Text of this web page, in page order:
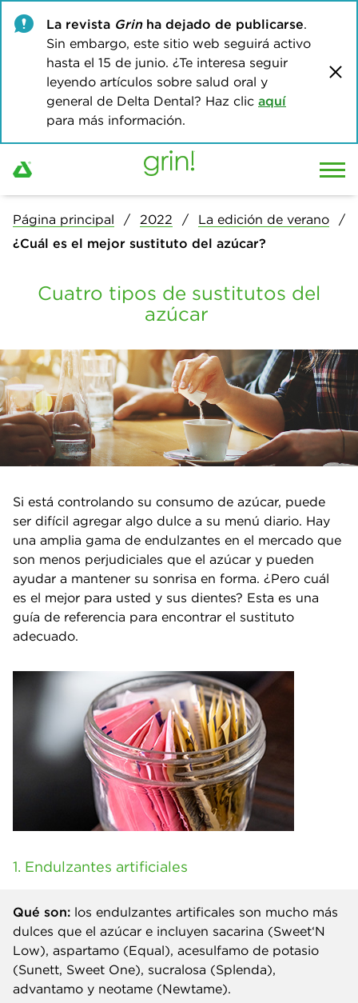
Página principal 2022
La edición de verano
¿Cuál es el mejor sustituto del azúcar?
La revista Grinha dejado de publicarse.
Sin embargo, este sitio web seguirá activo
hasta el 15 de junio. ¿Te interesa seguir
leyendo artículos sobre salud oral y
general de Delta Dental? Haz clic aquí
para más información.
Cuatro tipos de sustitutos del
azúcar
Si está controlando su consumo de azúcar, puede
ser difícil agregar algo dulce a su menú diario. Hay
una amplia gama de endulzantes en el mercado que
son menos perjudiciales que el azúcar y pueden
ayudar a mantener su sonrisa en forma. ¿Pero cuál
es el mejor para usted y sus dientes? Esta es una
guía de referencia para encontrar el sustituto
adecuado.
1. Endulzantes artificiales
Qué son: los endulzantes artificales son mucho más
dulces que el azúcar e incluyen sacarina (Sweet‘N
Low), aspartamo (Equal), acesulfamo de potasio
(Sunett, Sweet One), sucralosa (Splenda),
advantamo y neotame (Newtame).